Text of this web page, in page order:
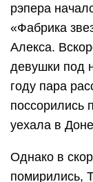
рэпера
«Фабрика
Алекса.
девушки под
году пара
поссорились
уехала в
Однако в
помирились,